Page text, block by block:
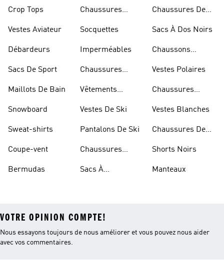
Crop Tops
Vestes Aviateur
Débardeurs
Sacs De Sport
Maillots De Bain
Snowboard
Sweat-shirts
Coupe-vent
Bermudas
Chaussures
Socquettes
Imperméables
Chaussures
Vêtements
Vestes De Ski
Pantalons De Ski
Chaussures
Sacs À
Chaussures De
Sacs À Dos Noirs
Chaussons
Vestes Polaires
Chaussures
Vestes Blanches
Chaussures De
Shorts Noirs
Manteaux
VOTRE OPINION COMPTE!
Nous essayons toujours de nous améliorer et vous pouvez nous aider
avec vos commentaires.